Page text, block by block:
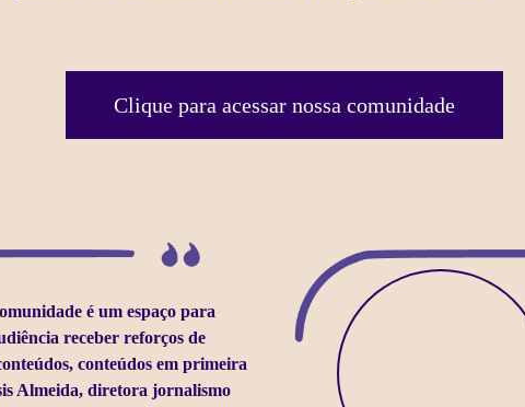
Clique para acessar nossa comunidade
é um espaço para
receber reforços de
conteúdos em primeira
Almeida, diretora jornalismo